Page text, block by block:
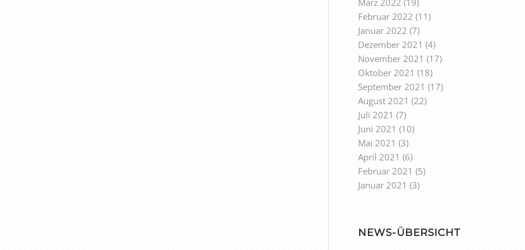
März 2022 (19)
Februar 2022 (11)
Januar 2022 (7)
Dezember 2021 (4)
November 2021 (17)
Oktober 2021 (18)
September 2021 (17)
August 2021 (22)
Juli 2021 (7)
Juni 2021 (10)
Mai 2021 (3)
April 2021 (6)
Februar 2021 (5)
Januar 2021 (3)
NEWS-ÜBERSICHT